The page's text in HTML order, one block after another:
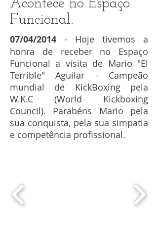
Acontece no Espaço
Funcional.
07/04/2014 - Hoje tivemos a
honra de receber no Espaço
Funcional a visita de Mario "El
Terrible" Aguilar - Campeão
mundial de KickBoxing pela
W.K.C (World Kickboxing
Council). Parabéns Mario pela
sua conquista, pela sua simpatia
e competência profissional.